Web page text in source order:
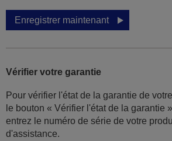
Enregistrer maintenant
Vérifier votre garantie
Pour vérifier l'état de la garantie de
le bouton « Vérifier l'état de la garantie
entrez le numéro de série de votre
d'assistance.